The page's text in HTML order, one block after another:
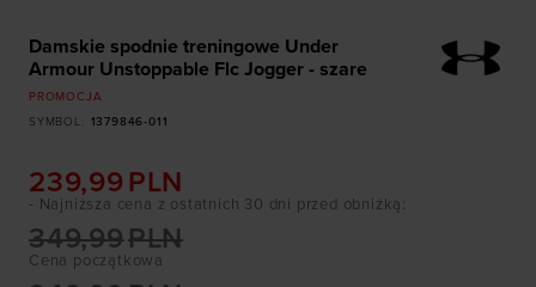
Damskie spodnie treningowe Under
Armour Unstoppable Flc Jogger - szare
PROMOCJA
SYMBOL
1379846-011
239,99 PLN
Cena początkowa
349,99PLN
- Najniższa cena z ostatnich 30 dni przed obniżką: